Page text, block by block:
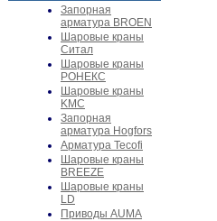
Запорная
арматура BROEN
Шаровые краны
Ситал
Шаровые краны
РОНЕКС
Шаровые краны
KMC
Запорная
арматура Hogfors
Арматура Tecofi
Шаровые краны
BREEZE
Шаровые краны
LD
Приводы AUMA